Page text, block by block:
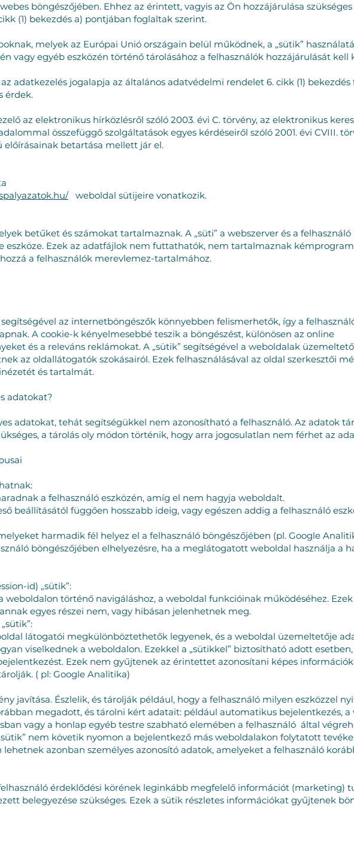
böngészőjében. Ehhez az érintett, vagyis az Ön hozzájárulása szükséges
(1) bekezdés a) pontjában foglaltak szerint.
melyek az Európai Unió országain belül működnek, a „sütik”
vagy egyéb eszközén történő tárolásához a felhasználók hozzájárulását kell
adatkezelés jogalapja az általános adatvédelmi rendelet 6. cikk (1) bekezdés
érdek.
az elektronikus hírközlésről szóló 2003. évi C. törvény, az elektronikus
összefüggő szolgáltatások egyes kérdéseiről szóló 2001. évi CVIII.
betartása mellett jár el.
weboldal sütijeire vonatkozik.
betűket és számokat tartalmaznak. A „süti” a webszerver és a felhasználó
eszköze. Ezek az adatfájlok nem futtathatók, nem tartalmaznak
a felhasználók merevlemez-tartalmához.
az internetböngészők könnyebben felismerhetők, így a
A cookie-k kényelmesebbé teszik a böngészést, különösen az online
és a releváns reklámokat. A „sütik” segítségével a weboldalak
az oldallátogatók szokásairól. Ezek felhasználásával az oldal szerkesztői
és tartalmát.
adatokat?
adatokat, tehát segítségükkel nem azonosítható a felhasználó. Az adatok
a tárolás oly módon történik, hogy arra jogosulatlan nem férhet az
a felhasználó eszközén, amíg el nem hagyja weboldalt.
beállításától függően hosszabb ideig, vagy egészen addig a felhasználó
harmadik fél helyez el a felhasználó böngészőjében (pl. Google
böngészőjében elhelyezésre, ha a meglátogatott weboldal használja a
id) „sütik”:
weboldalon történő navigáláshoz, a weboldal funkcióinak működéséhez. Ezek
egyes részei nem, vagy hibásan jelenhetnek meg.
látogatói megkülönböztethetők legyenek, és a weboldal üzemeltetője
viselkednek a weboldalon. Ezekkel a „sütikkel” biztosítható adott
Ezek nem gyűjtenek az érintettet azonosítani képes
( pl: Google Analitika)
javítása. Észlelik, és tárolják például, hogy a felhasználó milyen eszközzel
megadott, és tárolni kért adatait: például automatikus bejelentkezés, a
vagy a honlap egyéb testre szabható elemében a felhasználó által
nem követik nyomon a bejelentkező más weboldalakon folytatott
azonban személyes azonosító adatok, amelyeket a felhasználó
érdeklődési körének leginkább megfelelő információt (marketing)
belegyezése szükséges. Ezek a sütik részletes információkat gyűjtenek